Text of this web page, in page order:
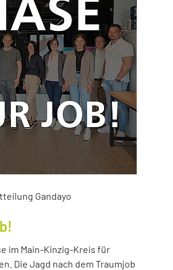
Gandayo
im Main-Kinzig-Kreis für
Die Jagd nach dem Traumjob